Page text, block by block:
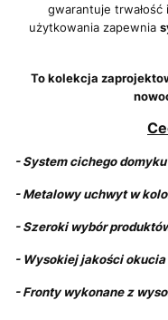
gwarantuje
użytkowania zapewnia
To kolekcja
- System cichego
- Metalowy uchwyt w
- Szeroki wybór
- Wysokiej jakości okucia
- Fronty wykonane z